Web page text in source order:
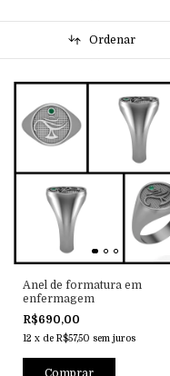
Ordenar
Anel de formatura em
enfermagem
R$690,00
12 x de R$57,50 sem juros